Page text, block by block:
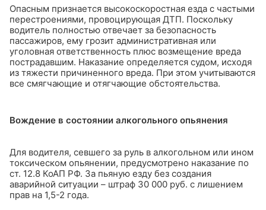
Опасным признается высокоскоростная езда с частыми
перестроениями, провоцирующая ДТП. Поскольку
водитель полностью отвечает за безопасность
пассажиров, ему грозит административная или
уголовная ответственность плюс возмещение вреда
пострадавшим. Наказание определяется судом, исходя
из тяжести причиненного вреда. При этом учитываются
все смягчающие и отягчающие обстоятельства.
Вождение в состоянии алкогольного опьянения
Для водителя, севшего за руль в алкогольном или ином
токсическом опьянении, предусмотрено наказание по
ст. 12.8 КоАП РФ. За пьяную езду без создания
аварийной ситуации – штраф 30 000 руб. с лишением
прав на 1,5-2 года.